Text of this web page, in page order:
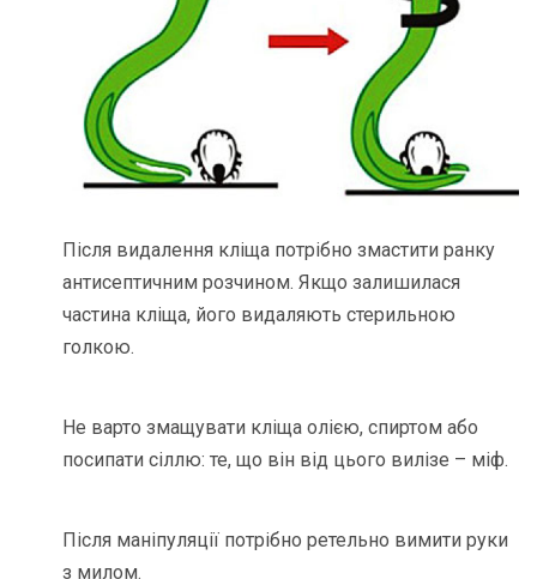
Після видалення кліща потрібно змастити ранку
антисептичним розчином. Якщо залишилася
частина кліща, його видаляють стерильною
голкою.
Не варто змащувати кліща олією, спиртом або
посипати сіллю: те, що він від цього вилізе – міф.
Після маніпуляції потрібно ретельно вимити руки
з милом.